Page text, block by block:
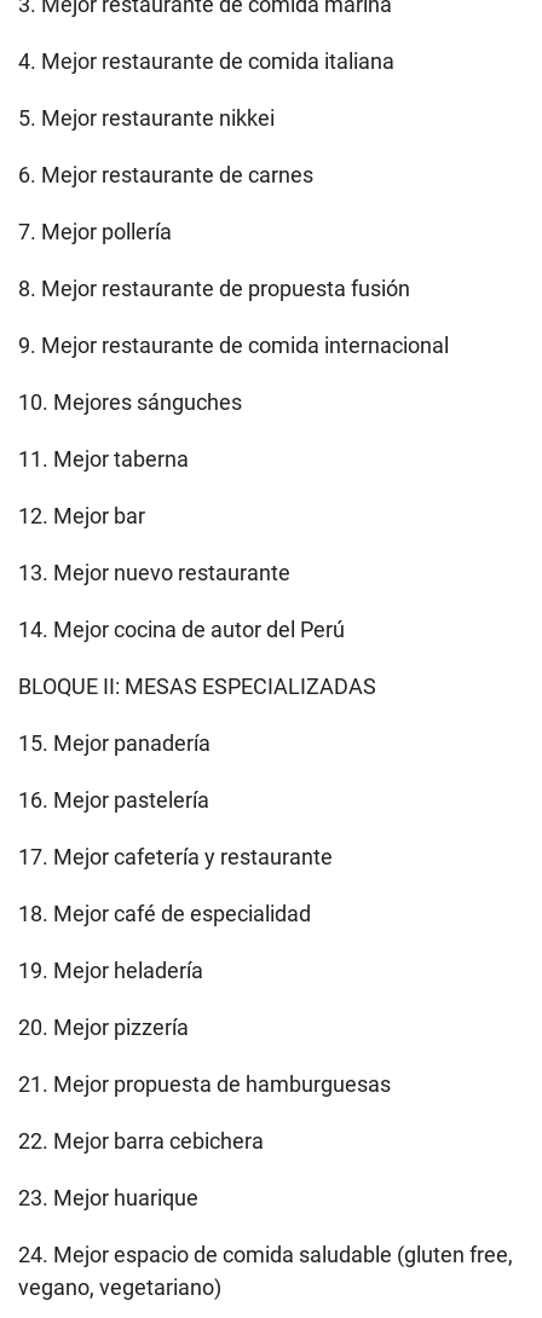
4. Mejor restaurante de comida italiana
5. Mejor restaurante nikkei
6. Mejor restaurante de carnes
7. Mejor pollería
8. Mejor restaurante de propuesta fusión
9. Mejor restaurante de comida internacional
10. Mejores sánguches
11. Mejor taberna
12. Mejor bar
13. Mejor nuevo restaurante
14. Mejor cocina de autor del Perú
BLOQUE II: MESAS ESPECIALIZADAS
15. Mejor panadería
16. Mejor pastelería
17. Mejor cafetería y restaurante
18. Mejor café de especialidad
19. Mejor heladería
20. Mejor pizzería
21. Mejor propuesta de hamburguesas
22. Mejor barra cebichera
23. Mejor huarique
24. Mejor espacio de comida saludable (gluten free,
vegano, vegetariano)